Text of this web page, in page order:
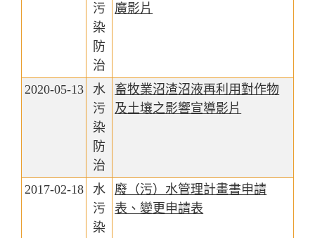
污
染
防
治
廣影片
2020-05-13
水
污
染
防
治
畜牧業沼渣沼液再利用對作物
及土壤之影響宣導影片
2017-02-18
水
污
染
廢（污）水管理計畫書申請
表、變更申請表